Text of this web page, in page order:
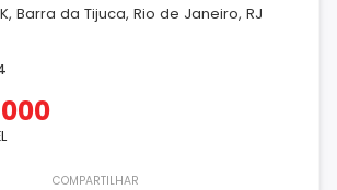
Barra da Tijuca, Rio de Janeiro, RJ
COMPARTILHAR